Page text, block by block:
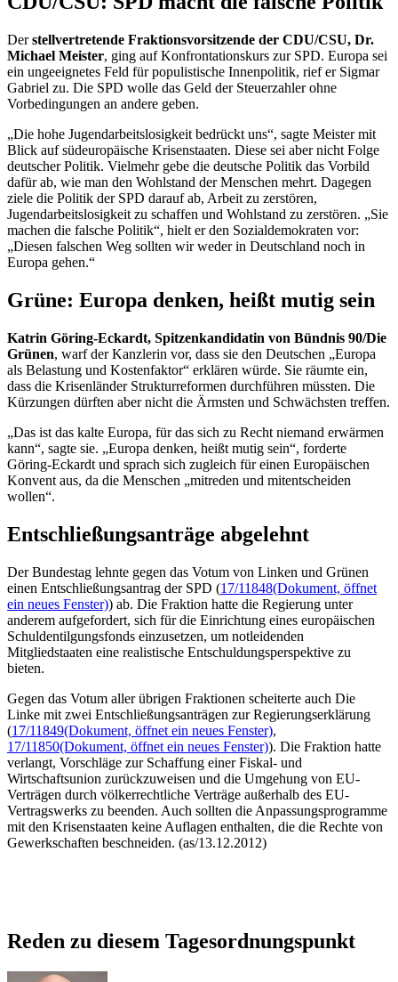
Derstellvertretende Fraktionsvorsitzende der CDU/CSU, Dr.
Michael Meister, ging auf Konfrontationskurs zur SPD. Europa sei
ein ungeeignetes Feld für populistische Innenpolitik, rief er Sigmar
Gabriel zu. Die SPD wolle das Geld der Steuerzahler ohne
Vorbedingungen an andere geben.
„Die hohe Jugendarbeitslosigkeit bedrückt uns“, sagte Meister mit
Blick auf südeuropäische Krisenstaaten. Diese sei aber nicht Folge
deutscher Politik. Vielmehr gebe die deutsche Politik das Vorbild
dafür ab, wie man den Wohlstand der Menschen mehrt. Dagegen
ziele die Politik der SPD darauf ab, Arbeit zu zerstören,
Jugendarbeitslosigkeit zu schaffen und Wohlstand zu zerstören. „Sie
machen die falsche Politik“, hielt er den Sozialdemokraten vor:
„Diesen falschen Weg sollten wir weder in Deutschland noch in
Europa gehen.“
Grüne: Europa denken, heißt mutig sein
Katrin Göring-Eckardt, Spitzenkandidatin von Bündnis 90/Die
Grünen, warf der Kanzlerin vor, dass sie den Deutschen „Europa
als Belastung und Kostenfaktor“ erklären würde. Sie räumte ein,
dass die Krisenländer Strukturreformen durchführen müssten. Die
Kürzungen dürften aber nicht die Ärmsten und Schwächsten treffen.
„Das ist das kalte Europa, für das sich zu Recht niemand erwärmen
kann“, sagte sie. „Europa denken, heißt mutig sein“, forderte
Göring-Eckardt und sprach sich zugleich für einen Europäischen
Konvent aus, da die Menschen „mitreden und mitentscheiden
wollen“.
Entschließungsanträge abgelehnt
Der Bundestag lehnte gegen das Votum von Linken und Grünen
einen Entschließungsantrag der SPD (17/11848(Dokument, öffnet
ein neues Fenster)) ab. Die Fraktion hatte die Regierung unter
anderem aufgefordert, sich für die Einrichtung eines europäischen
Schuldentilgungsfonds einzusetzen, um notleidenden
Mitgliedstaaten eine realistische Entschuldungsperspektive zu
bieten.
Gegen das Votum aller übrigen Fraktionen scheiterte auch Die
Linke mit zwei Entschließungsanträgen zur Regierungserklärung
(17/11849(Dokument, öffnet ein neues Fenster),
17/11850(Dokument, öffnet ein neues Fenster)). Die Fraktion hatte
verlangt, Vorschläge zur Schaffung einer Fiskal- und
Wirtschaftsunion zurückzuweisen und die Umgehung von EU-
Verträgen durch völkerrechtliche Verträge außerhalb des EU-
Vertragswerks zu beenden. Auch sollten die Anpassungsprogramme
mit den Krisenstaaten keine Auflagen enthalten, die die Rechte von
Gewerkschaften beschneiden. (as/13.12.2012)
Reden zu diesem Tagesordnungspunkt